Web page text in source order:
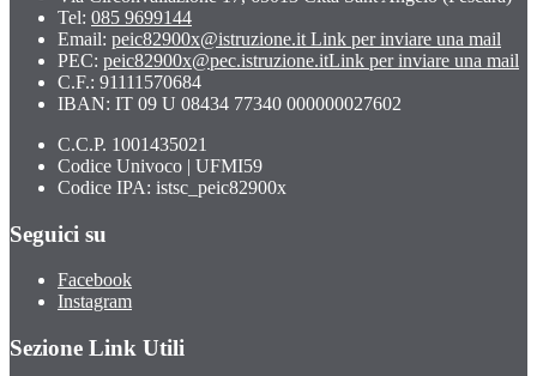
Tel: 085 9699144
Email: peic82900x@istruzione.it Link per inviare una mail
PEC: peic82900x@pec.istruzione.itLink per inviare una mail
C.F.: 91111570684
IBAN: IT 09 U 08434 77340 000000027602
C.C.P. 1001435021
Codice Univoco | UFMI59
Codice IPA: istsc_peic82900x
Seguici su
Facebook
Instagram
Sezione Link Utili